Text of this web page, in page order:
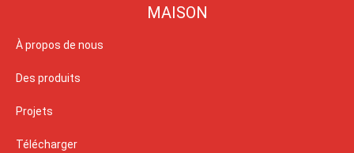
MAISON
À propos de nous
Des produits
Projets
Télécharger